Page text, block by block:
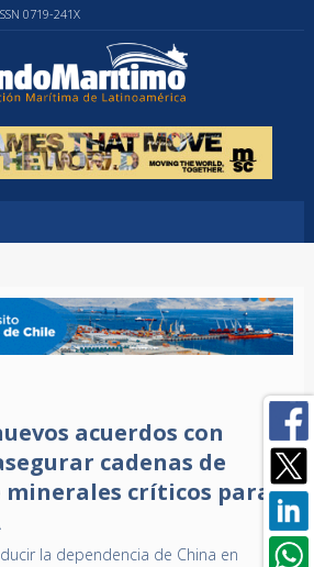
0719-241X
acuerdos con
cadenas de
críticos para
la dependencia de China en